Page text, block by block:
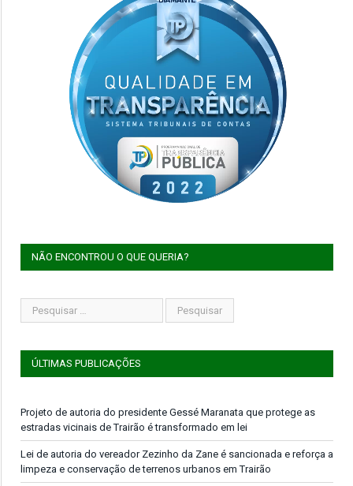
NÃO ENCONTROU O QUE QUERIA?
ÚLTIMAS PUBLICAÇÕES
Projeto de autoria do presidente Gessé Maranata que protege as
estradas vicinais de Trairão é transformado em lei
Lei de autoria do vereador Zezinho da Zane é sancionada e reforça a
limpeza e conservação de terrenos urbanos em Trairão